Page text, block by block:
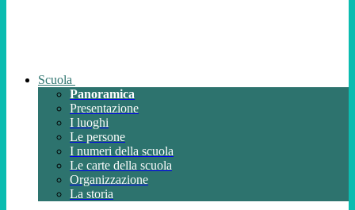
Scuola
Panoramica
Presentazione
I luoghi
Le persone
I numeri della scuola
Le carte della scuola
Organizzazione
La storia